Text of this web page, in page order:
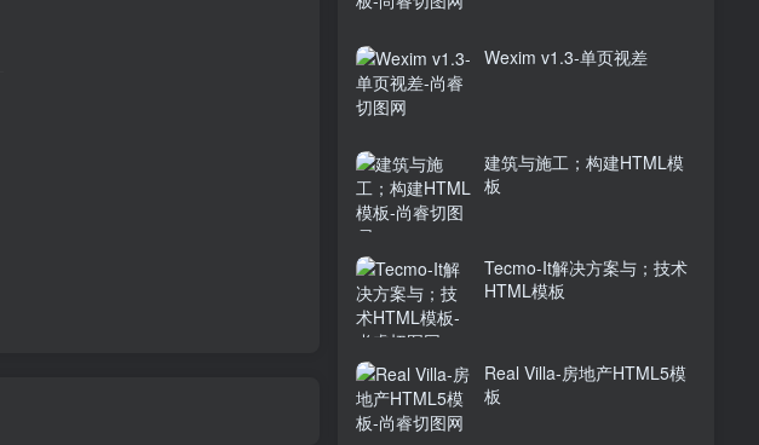
Wexim v1.3-单页视差
建筑与施工；构建HTML模
板
Tecmo-It解决方案与；技术
HTML模板
Real Villa-房地产HTML5模
板